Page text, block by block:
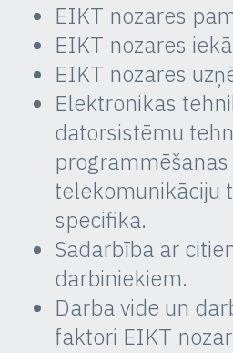
EIKT nozares
EIKT nozares
EIKT nozares
Elektronikas
datorsistēmu
telekomunikāciju
specifika.
Sadarbība ar
darbiniekiem.
Darba vide un
faktori EIKT